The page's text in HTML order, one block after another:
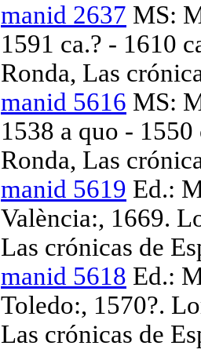
manid 2637 MS:
1591 ca.? - 1610
Ronda, Las
manid 5616 MS:
1538 a quo -
Ronda, Las
manid 5619 Ed.:
València:, 1669.
Las crónicas de
manid 5618 Ed.:
Toledo:, 1570?.
Las crónicas de